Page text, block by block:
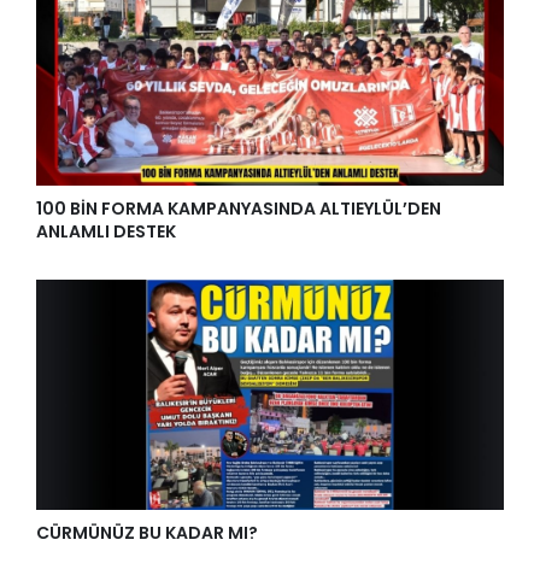
100 BİN FORMA KAMPANYASINDA ALTIEYLÜL’DEN
ANLAMLI DESTEK
CÜRMÜNÜZ BU KADAR MI?